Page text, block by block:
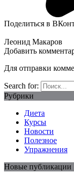
Поделиться в
Леонид Макаров
Добавить
Для отправки
Search for:
Рубрики
Диета
Курсы
Новости
Полезное
Упражнения
Новые публикации